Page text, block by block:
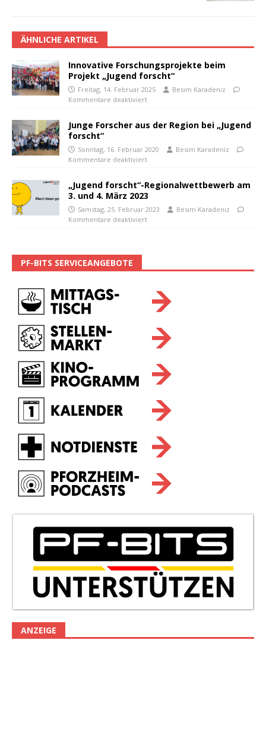
ÄHNLICHE ARTIKEL
Innovative Forschungsprojekte beim
Projekt „Jugend forscht“
Freitag, 14. Februar 2025
Besim Karadeniz
Kommentare deaktiviert
Junge Forscher aus der Region bei „Jugend
forscht“
Sonntag, 16. Februar 2020
Besim Karadeniz
Kommentare deaktiviert
„Jugend forscht“-Regionalwettbewerb am
3. und 4. März 2023
Samstag, 25. Februar 2023
Besim Karadeniz
Kommentare deaktiviert
PF-BITS SERVICEANGEBOTE
ANZEIGE